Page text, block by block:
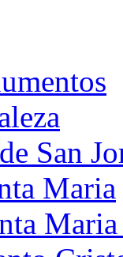
San
Maria